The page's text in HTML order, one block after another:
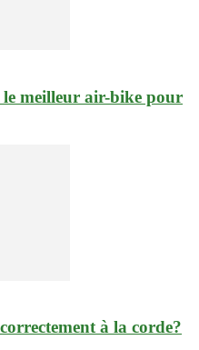
meilleur air-bike pour
à la corde?